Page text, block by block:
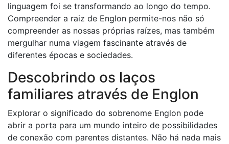
linguagem foi se transformando ao longo do tempo.
Compreender a raiz de Englon permite-nos não só
compreender as nossas próprias raízes, mas também
mergulhar numa viagem fascinante através de
diferentes épocas e sociedades.
Descobrindo os laços
familiares através de Englon
Explorar o significado do sobrenome Englon pode
abrir a porta para um mundo inteiro de possibilidades
de conexão com parentes distantes. Não há nada mais